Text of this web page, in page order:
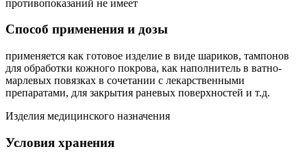
противопоказаний не имеет
Способ применения и дозы
применяется как готовое изделие в виде шариков, тампонов
для обработки кожного покрова, как наполнитель в ватно-
марлевых повязках в сочетании с лекарственными
препаратами, для закрытия раневых поверхностей и т.д.
Изделия медицинского назначения
Условия хранения